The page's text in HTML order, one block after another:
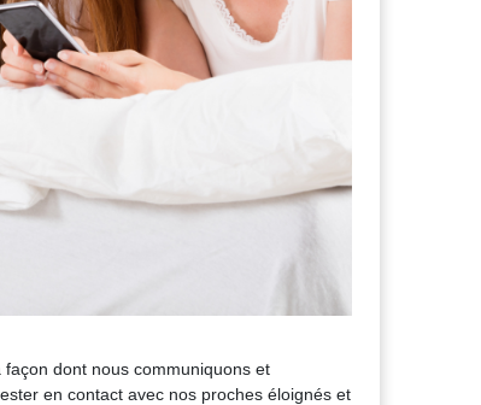
dont nous communiquons et
en contact avec nos proches éloignés et